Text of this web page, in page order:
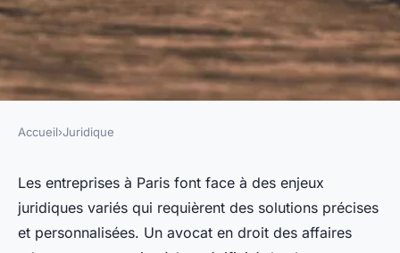
Services juridiques
personnalisés d'avocat en
Accueil›Juridique
Les entreprises à Paris font face à des enjeux
juridiques variés qui requièrent des solutions précises
et personnalisées. Un avocat en droit des affaires